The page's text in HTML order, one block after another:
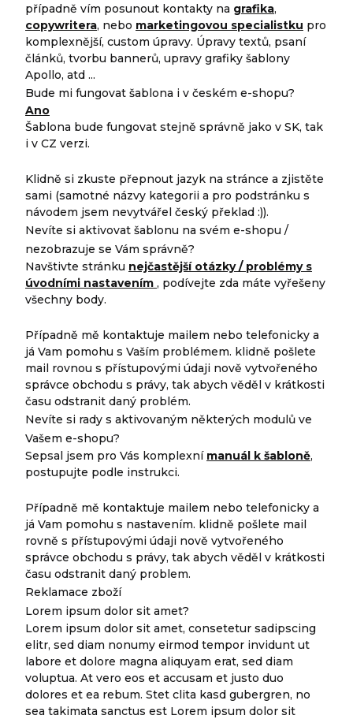
případně vím posunout kontakty na grafika,
copywritera, nebo marketingovou specialistku pro
komplexnější, custom úpravy. Úpravy textů, psaní
článků, tvorbu bannerů, upravy grafiky šablony
Apollo, atd ...
Bude mi fungovat šablona i v českém e-shopu?
Ano
Šablona bude fungovat stejně správně jako v SK, tak
i v CZ verzi.
Klidně si zkuste přepnout jazyk na stránce a zjistěte
sami (samotné názvy kategorii a pro podstránku s
návodem jsem nevytvářel český překlad :)).
Nevíte si aktivovat šablonu na svém e-shopu /
nezobrazuje se Vám správně?
Navštivte stránku nejčastější otázky / problémy s
úvodními nastavením , podívejte zda máte vyřešeny
všechny body.
Případně mě kontaktuje mailem nebo telefonicky a
já Vam pomohu s Vaším problémem. klidně pošlete
mail rovnou s přístupovými údaji nově vytvořeného
správce obchodu s právy, tak abych věděl v krátkosti
času odstranit daný problém.
Nevíte si rady s aktivovaným některých modulů ve
Vašem e-shopu?
Sepsal jsem pro Vás komplexní manuál k šabloně,
postupujte podle instrukci.
Případně mě kontaktuje mailem nebo telefonicky a
já Vam pomohu s nastavením. klidně pošlete mail
rovně s přístupovými údaji nově vytvořeného
správce obchodu s právy, tak abych věděl v krátkosti
času odstranit daný problem.
Reklamace zboží
Lorem ipsum dolor sit amet?
Lorem ipsum dolor sit amet, consetetur sadipscing
elitr, sed diam nonumy eirmod tempor invidunt ut
labore et dolore magna aliquyam erat, sed diam
voluptua. At vero eos et accusam et justo duo
dolores et ea rebum. Stet clita kasd gubergren, no
sea takimata sanctus est Lorem ipsum dolor sit